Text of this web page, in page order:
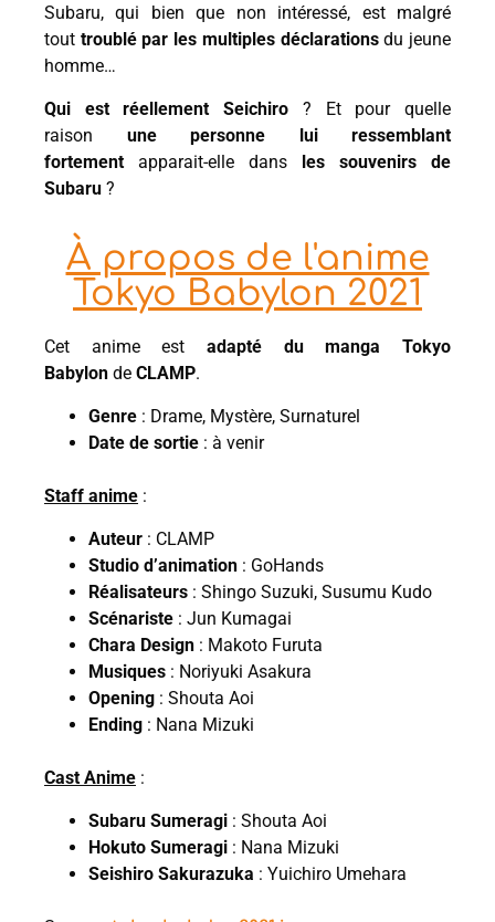
Subaru, qui bien que non intéressé, est malgré
tout troublé par les multiples déclarationsdu jeune
homme…
Qui est réellement Seichiro ? Et pour quelle
raison une personne lui ressemblant
fortement apparait-elle dans les souvenirs de
Subaru ?
À propos de l'anime
Tokyo Babylon 2021
Cet anime est adapté du manga Tokyo
Babylon de CLAMP.
Genre : Drame, Mystère, Surnaturel
Date de sortie : à venir
Staff anime :
Auteur : CLAMP
Studio d’animation : GoHands
Réalisateurs : Shingo Suzuki, Susumu Kudo
Scénariste : Jun Kumagai
Chara Design : Makoto Furuta
Musiques : Noriyuki Asakura
Opening : Shouta Aoi
Ending : Nana Mizuki
Cast Anime :
Subaru Sumeragi : Shouta Aoi
Hokuto Sumeragi : Nana Mizuki
Seishiro Sakurazuka : Yuichiro Umehara